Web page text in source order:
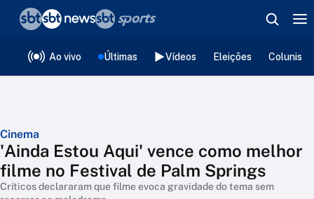
Ao vivo Últimas Vídeos Eleições
Cinema
'Ainda Estou Aqui' vence como melhor
filme no Festival de Palm Springs
Críticos declararam que filme evoca gravidade do tema sem
❮voltar
Editorias